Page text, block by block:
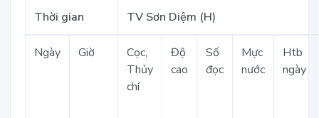
Thời gian TV Sơn Diệm (H)
Ngày Giờ
Cọc,
Thủy
chí
Độ
cao
Số
đọc
Mực
nước
Htb
ngày